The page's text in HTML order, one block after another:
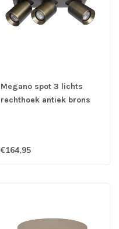
Megano spot 3 lichts
rechthoek antiek brons
€164,95